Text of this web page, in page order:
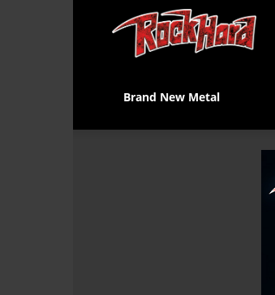
Brand New Metal